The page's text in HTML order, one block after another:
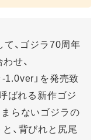
、ゴジラ70周年
せ、
」を発売致
ばれる新作ゴジ
らないゴジラの
、背びれと尻尾